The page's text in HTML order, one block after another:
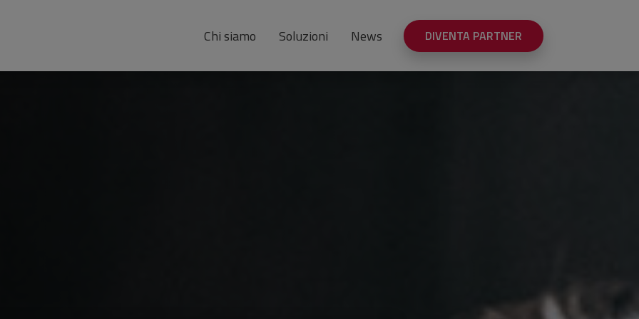
Chi siamo Soluzioni News DIVENTA PARTNER